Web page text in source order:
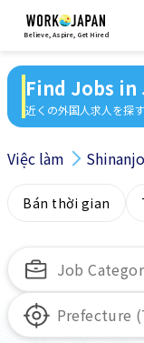
Believe, Aspire, Get Hired
Find Jobs in
近くの外国人求人を探す
Việc làm Shinanjo
Bán thời gian